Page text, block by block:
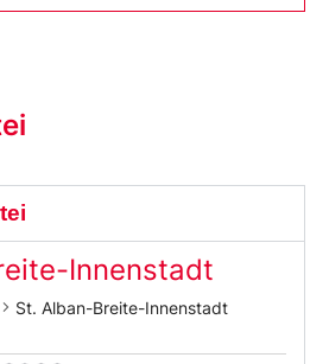
Innenstadt
St. Alban-Breite-Innenstadt